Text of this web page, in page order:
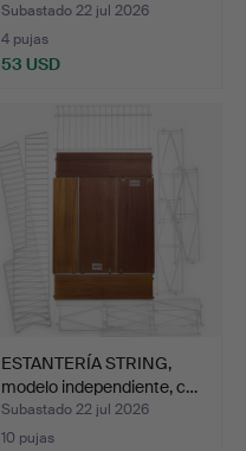
Subastado 22 jul 2026
4 pujas
53 USD
ESTANTERÍA STRING,
modelo independiente, c…
Subastado 22 jul 2026
10 pujas